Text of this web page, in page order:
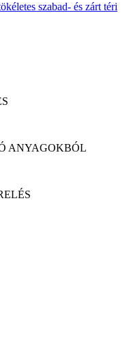
szabad- és zárt téri
ANYAGOKBÓL